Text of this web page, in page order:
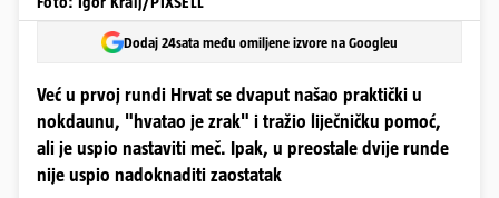
Dodaj 24sata među omiljene izvore na Googleu
Već u prvoj rundi Hrvat se dvaput našao praktički u
nokdaunu, "hvatao je zrak" i tražio liječničku pomoć,
ali je uspio nastaviti meč. Ipak, u preostale dvije runde
nije uspio nadoknaditi zaostatak